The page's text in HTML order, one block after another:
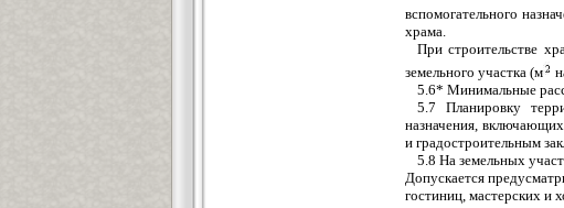
вспомогательного
храма.
При строительстве
земельного участка (м
5.6* Минимальные
5.7 Планировку
назначения,
и градостроительным
5.8 На земельных
Допускается
гостиниц, мастерских и